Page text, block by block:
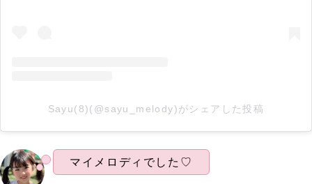
Sayu(8)(@sayu_melody)がシェアした投稿
マイメロディでした♡